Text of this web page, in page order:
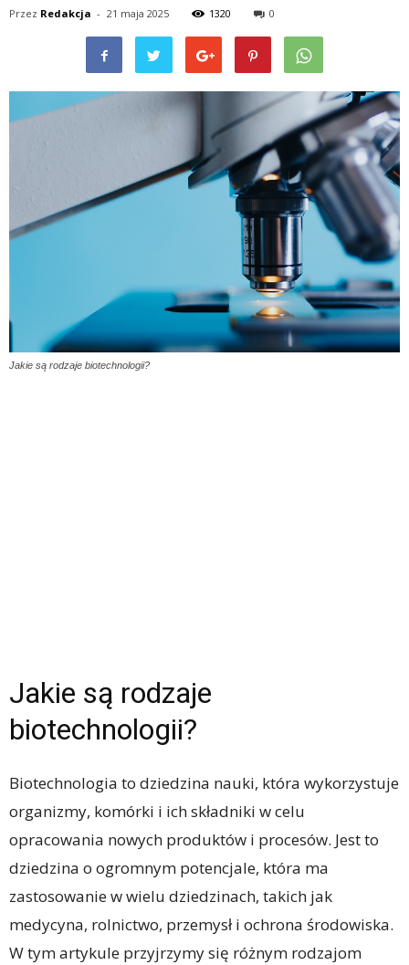
Przez Redakcja - 21 maja 2025 1320 0
Jakie są rodzaje biotechnologii?
Jakie są rodzaje
biotechnologii?
Biotechnologia to dziedzina nauki, która wykorzystuje
organizmy, komórki i ich składniki w celu
opracowania nowych produktów i procesów. Jest to
dziedzina o ogromnym potencjale, która ma
zastosowanie w wielu dziedzinach, takich jak
medycyna, rolnictwo, przemysł i ochrona środowiska.
W tym artykule przyjrzymy się różnym rodzajom